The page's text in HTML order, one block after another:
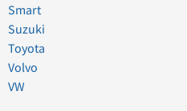
Smart
Suzuki
Toyota
Volvo
VW